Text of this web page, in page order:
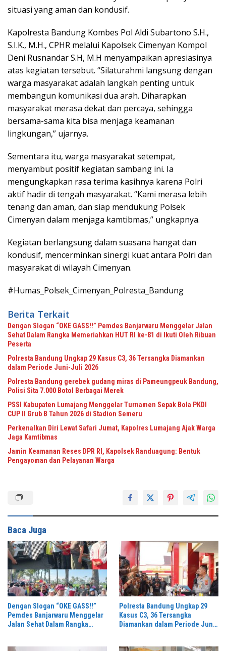
situasi yang aman dan kondusif.
Kapolresta Bandung Kombes Pol Aldi Subartono S.H.,
S.I.K., M.H., CPHR melalui Kapolsek Cimenyan Kompol
Deni Rusnandar S.H, M.H menyampaikan apresiasinya
atas kegiatan tersebut. “Silaturahmi langsung dengan
warga masyarakat adalah langkah penting untuk
membangun komunikasi dua arah. Diharapkan
masyarakat merasa dekat dan percaya, sehingga
bersama-sama kita bisa menjaga keamanan
lingkungan,” ujarnya.
Sementara itu, warga masyarakat setempat,
menyambut positif kegiatan sambang ini. Ia
mengungkapkan rasa terima kasihnya karena Polri
aktif hadir di tengah masyarakat. “Kami merasa lebih
tenang dan aman, dan siap mendukung Polsek
Cimenyan dalam menjaga kamtibmas,” ungkapnya.
Kegiatan berlangsung dalam suasana hangat dan
kondusif, mencerminkan sinergi kuat antara Polri dan
masyarakat di wilayah Cimenyan.
#Humas_Polsek_Cimenyan_Polresta_Bandung
Berita Terkait
Dengan Slogan “OKE GASS!!” Pemdes Banjarwaru Menggelar Jalan
Sehat Dalam Rangka Memeriahkan HUT RI ke-81 di Ikuti Oleh Ribuan
Peserta
Polresta Bandung Ungkap 29 Kasus C3, 36 Tersangka Diamankan
dalam Periode Juni-Juli 2026
Polresta Bandung gerebek gudang miras di Pameungpeuk Bandung,
Polisi Sita 7.000 Botol Berbagai Merek
PSSI Kabupaten Lumajang Menggelar Turnamen Sepak Bola PKDI
CUP II Grub B Tahun 2026 di Stadion Semeru
Perkenalkan Diri Lewat Safari Jumat, Kapolres Lumajang Ajak Warga
Jaga Kamtibmas
Jamin Keamanan Reses DPR RI, Kapolsek Randuagung: Bentuk
Pengayoman dan Pelayanan Warga
Baca Juga
Dengan Slogan “OKE GASS!!”
Pemdes Banjarwaru Menggelar
Jalan Sehat Dalam Rangka
Polresta Bandung Ungkap 29
Kasus C3, 36 Tersangka
Diamankan dalam Periode Juni-